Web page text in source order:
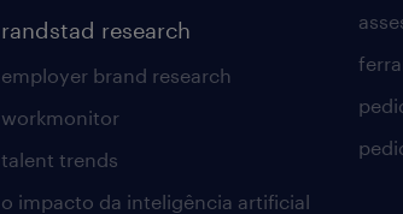
randstad research
employer brand research
workmonitor
talent trends
o impacto da inteligência artificial